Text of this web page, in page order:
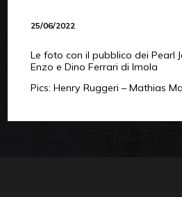
25/06/2022
Le foto con il pubblico dei Pearl
Enzo e Dino Ferrari di Imola
Pics: Henry Ruggeri – Mathias